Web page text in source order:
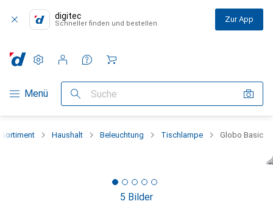
digitec
Schneller finden und bestellen Zur App
Navigation nach Kategorien
Menü Suche
Einstellungen
Kundenkonto
Vergleichslisten
Merklisten
Warenkorb
Haushalt Beleuchtung Tischlampe Globo Basic
5 Bilder